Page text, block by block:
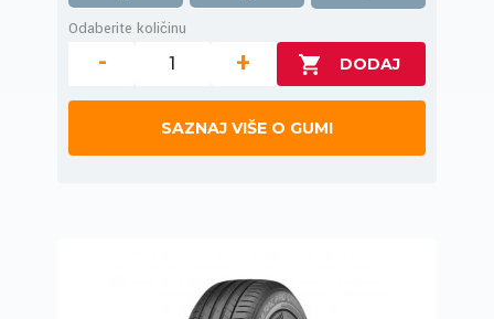
Odaberite količinu
- +
SAZNAJ VIŠE O GUMI